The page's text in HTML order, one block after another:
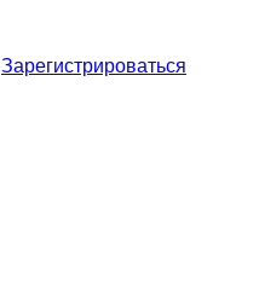
Зарегистрироваться